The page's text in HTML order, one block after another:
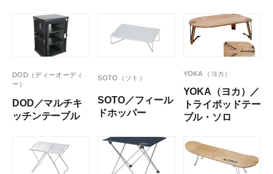
DOD（ディーオーディ
ー）
DOD／マルチキ
ッチンテーブル
SOTO（ソト）
SOTO／フィール
ドホッパー
YOKA （ヨカ）
YOKA（ヨカ）／
トライポッドテー
ブル・ソロ